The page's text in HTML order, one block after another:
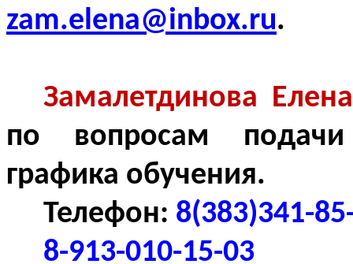
zam.elena@inbox.ru.
Замалетдинова
по вопросам подачи
графика обучения.
Телефон: 8(383)341-
8-913-010-15-03